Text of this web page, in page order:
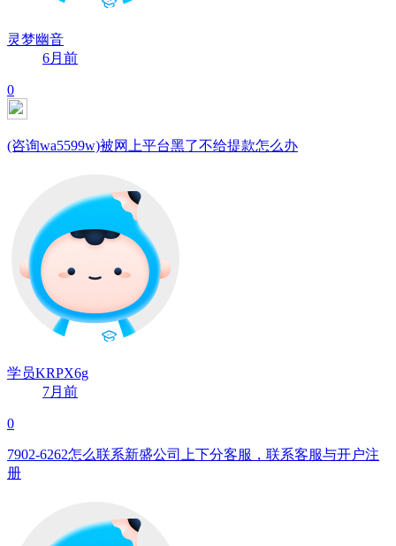
灵梦幽音
6月前
0
(咨询wa5599w)被网上平台黑了不给提款怎么办
学员KRPX6g
7月前
0
7902-6262怎么联系新盛公司上下分客服，联系客服与开户注
册